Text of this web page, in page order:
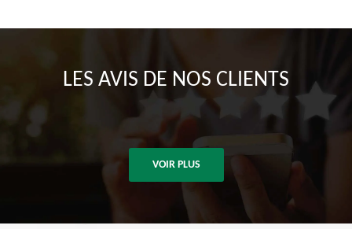
LES AVIS DE NOS CLIENTS
VOIR PLUS